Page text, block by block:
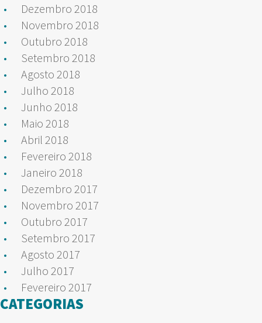
Dezembro 2018
Novembro 2018
Outubro 2018
Setembro 2018
Agosto 2018
Julho 2018
Junho 2018
Maio 2018
Abril 2018
Fevereiro 2018
Janeiro 2018
Dezembro 2017
Novembro 2017
Outubro 2017
Setembro 2017
Agosto 2017
Julho 2017
Fevereiro 2017
CATEGORIAS